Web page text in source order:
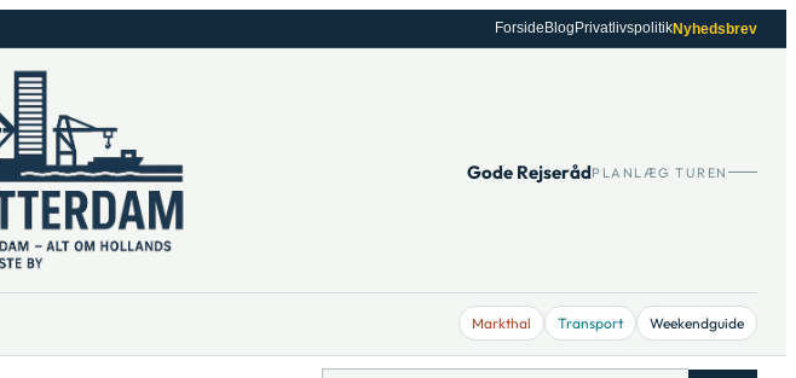
Forside Blog PrivatlivspolitikNyhedsbrev
Gode RejserådPLANLÆG TUREN
Markthal Transport Weekendguide